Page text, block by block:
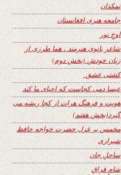
نمکدان
جامعه هنری افغانستان
اوجِ نور
شاعر بانوی هنرمند ، هما طرزی از
زبان خودش (بخش دوم)
کشتی عشق
عیسا دمی کجاست که احیای ما کند
هویت و فرهنگ هرات از کجا ریشه می
گیرد(بخش هفتم)
مخمس بر غزل حضرت خواجه حافظ
شیرازی
ساحلِ جان
شامِ فراق